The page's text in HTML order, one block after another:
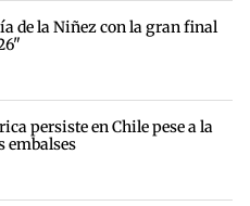
de la Niñez con la gran final
persiste en Chile pese a la
embalses